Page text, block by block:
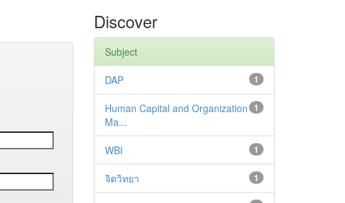
Discover
Subject
1
DAP
1
Human Capital and Organization
Ma...
1
WBI
1
จิตวิทยา